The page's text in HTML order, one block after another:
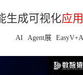
生成可视化应用
AI Agent展